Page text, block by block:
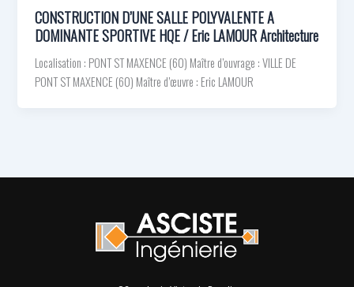
CONSTRUCTION D’UNE SALLE POLYVALENTE A
DOMINANTE SPORTIVE HQE / Eric LAMOUR Architecture
Localisation : PONT ST MAXENCE (60) Maître d’ouvrage : VILLE DE
PONT ST MAXENCE (60) Maître d’œuvre : Eric LAMOUR